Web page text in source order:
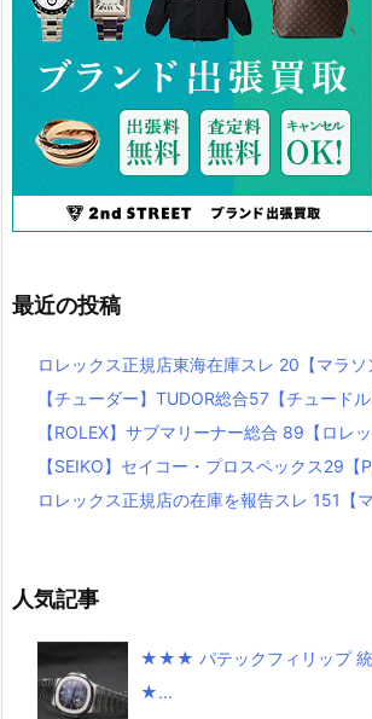
最近の投稿
ロレックス正規店東海在庫スレ 20【マラソ
【チューダー】TUDOR総合57【チュードル
【ROLEX】サブマリーナー総合 89【ロレッ
【SEIKO】セイコー・プロスペックス29【
ロレックス正規店の在庫を報告スレ 151【マ
人気記事
★★★ パテックフィリップ
★...